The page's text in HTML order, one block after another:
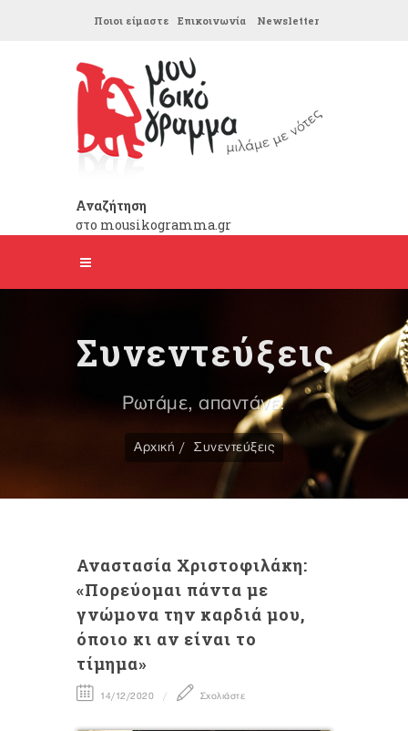
Ποιοι είμαστε Επικοινωνία Newsletter
Αναζήτηση
στο mousikogramma.gr
Συνεντεύξεις
Ρωτάμε, απαντάνε!
Αρχική Συνεντεύξεις
Αναστασία Χριστοφιλάκη:
«Πορεύομαι πάντα με
γνώμονα την καρδιά μου,
όποιο κι αν είναι το
τίμημα»
14/12/2020 Σχολιάστε